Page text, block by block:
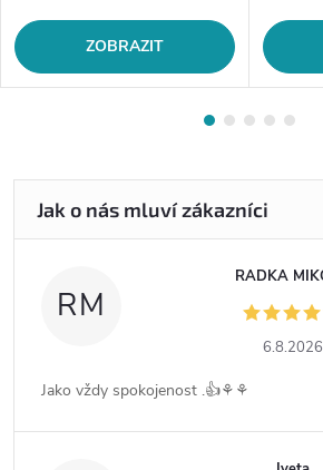
ZOBRAZIT
RM
RADKA
6.8.2026
Jako vždy spokojenost .👍⚘️⚘️